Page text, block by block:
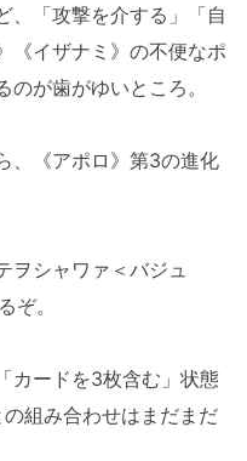
、「攻撃を介する」「自
《イザナミ》の不便なポ
が歯がゆいところ。
、《アポロ》第3の進化
ヲシャワァ＜バジュ
ぞ。
カードを3枚含む」状態
組み合わせはまだまだ